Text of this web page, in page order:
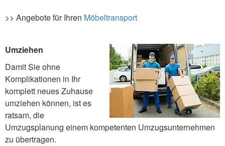
>> Angebote für Ihren Möbeltransport
Umziehen
Damit Sie ohne
Komplikationen in Ihr
komplett neues Zuhause
umziehen können, ist es
ratsam, die
Umzugsplanung einem kompetenten Umzugsunternehmen
zu übertragen.